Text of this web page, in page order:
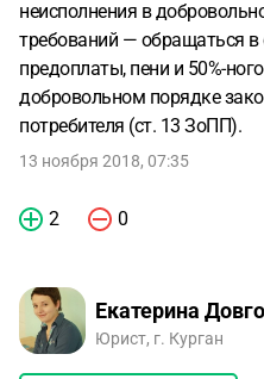
неисполнения в
требований — обращаться
предоплаты, пени и 50%-
добровольном порядке
потребителя (ст. 13 ЗоПП).
13 ноября 2018, 07:35
2 0
Екатерина
Юрист, г. Курган